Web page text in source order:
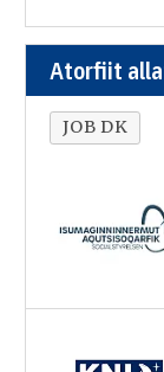
Atorfiit
JOB DK